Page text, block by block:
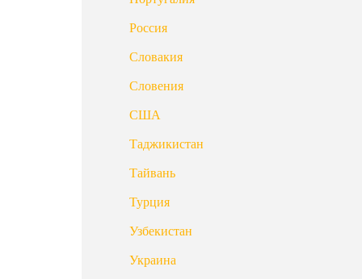
Россия
Словакия
Словения
США
Таджикистан
Тайвань
Турция
Узбекистан
Украина